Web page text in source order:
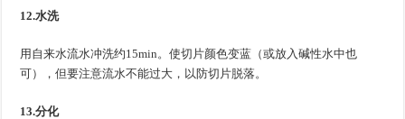
12.水洗
用自来水流水冲洗约15min。使切片颜色变蓝（或放入碱性水中也
可），但要注意流水不能过大，以防切片脱落。
13.分化